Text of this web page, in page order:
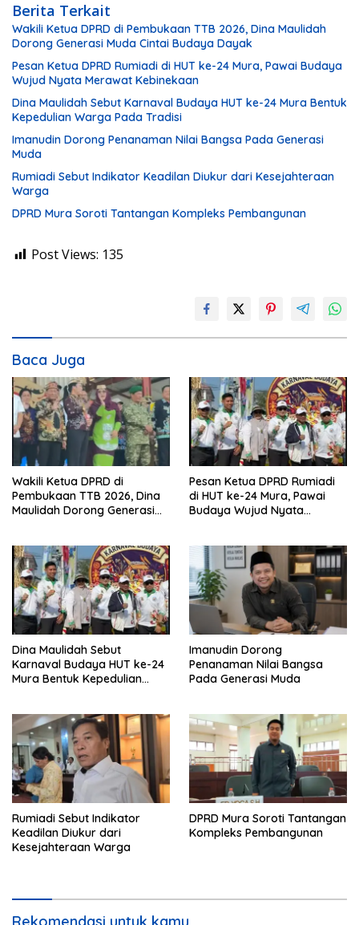
Berita Terkait
Wakili Ketua DPRD di Pembukaan TTB 2026, Dina Maulidah
Dorong Generasi Muda Cintai Budaya Dayak
Pesan Ketua DPRD Rumiadi di HUT ke-24 Mura, Pawai Budaya
Wujud Nyata Merawat Kebinekaan
Dina Maulidah Sebut Karnaval Budaya HUT ke-24 Mura Bentuk
Kepedulian Warga Pada Tradisi
Imanudin Dorong Penanaman Nilai Bangsa Pada Generasi
Muda
Rumiadi Sebut Indikator Keadilan Diukur dari Kesejahteraan
Warga
DPRD Mura Soroti Tantangan Kompleks Pembangunan
Post Views: 135
Baca Juga
Wakili Ketua DPRD di
Pembukaan TTB 2026, Dina
Maulidah Dorong Generasi
Pesan Ketua DPRD Rumiadi
di HUT ke-24 Mura, Pawai
Budaya Wujud Nyata
Dina Maulidah Sebut
Karnaval Budaya HUT ke-24
Mura Bentuk Kepedulian
Imanudin Dorong
Penanaman Nilai Bangsa
Pada Generasi Muda
Rumiadi Sebut Indikator
Keadilan Diukur dari
Kesejahteraan Warga
DPRD Mura Soroti Tantangan
Kompleks Pembangunan
Rekomendasi untuk kamu